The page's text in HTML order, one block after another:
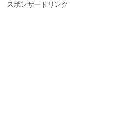
スポンサードリンク